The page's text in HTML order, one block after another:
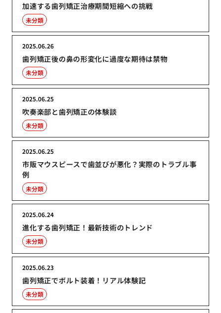
加速する歯列矯正治療期間短縮への挑戦
未分類
歯列矯正後の鼻の形変化に過度な期待は禁物
2025.06.26
未分類
吹奏楽部と歯列矯正の体験談
2025.06.25
未分類
市販マウスピースで歯並びが悪化？実際のトラブル事
例
2025.06.25
未分類
進化する歯列矯正！最新技術のトレンド
2025.06.24
未分類
歯列矯正でボルト装着！リアル体験記
2025.06.23
未分類